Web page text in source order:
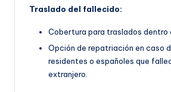
Traslado del fallecido:
Cobertura para traslados dentro
Opción de repatriación en caso
residentes o españoles que
extranjero.